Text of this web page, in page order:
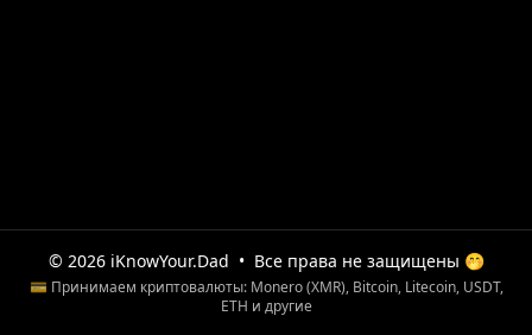
© 2026 iKnowYour.Dad • Все права не защищены 🤭
💳 Принимаем криптовалюты: Monero (XMR), Bitcoin, Litecoin, USDT,
ETH и другие